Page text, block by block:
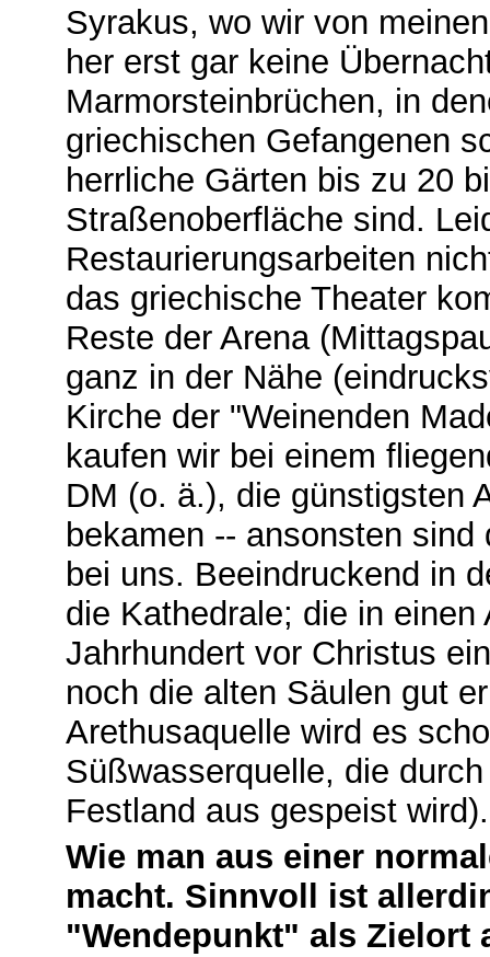
Syrakus, wo wir von
her erst gar keine
Marmorsteinbrüchen, in
griechischen Gefangenen
herrliche Gärten bis zu 20
Straßenoberfläche sind.
Restaurierungsarbeiten
das griechische Theater
Reste der Arena
ganz in der Nähe
Kirche der "Weinenden
kaufen wir bei einem
DM (o. ä.), die günstigsten
bekamen ‑‑ ansonsten
bei uns. Beeindruckend in
die Kathedrale; die in
Jahrhundert vor Christus
noch die alten Säulen gut
Arethusaquelle wird es
Süßwasserquelle, die
Festland aus gespeist wird).
Wie man aus einer
macht. Sinnvoll ist
"Wendepunkt" als Zielort